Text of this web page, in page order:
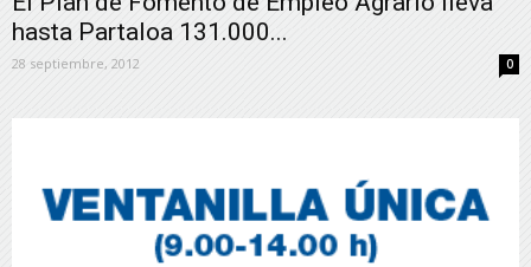
hasta Partaloa 131.000...
28 septiembre, 2012 0